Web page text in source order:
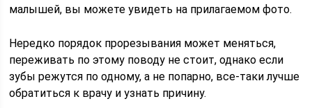
малышей, вы можете увидеть на прилагаемом фото.
Нередко порядок прорезывания может меняться,
переживать по этому поводу не стоит, однако если
зубы режутся по одному, а не попарно, все-таки лучше
обратиться к врачу и узнать причину.